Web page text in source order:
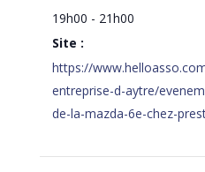
19h00 - 21h00
Site :
https://
entreprise-d-aytre/
de-la-mazda-6e-chez-